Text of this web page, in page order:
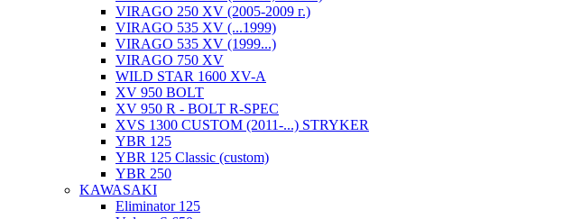
VIRAGO 250 XV (2005-2009 г.)
VIRAGO 535 XV (...1999)
VIRAGO 535 XV (1999...)
VIRAGO 750 XV
WILD STAR 1600 XV-A
XV 950 BOLT
XV 950 R - BOLT R-SPEC
XVS 1300 CUSTOM (2011-...) STRYKER
YBR 125
YBR 125 Classic (custom)
YBR 250
KAWASAKI
Eliminator 125